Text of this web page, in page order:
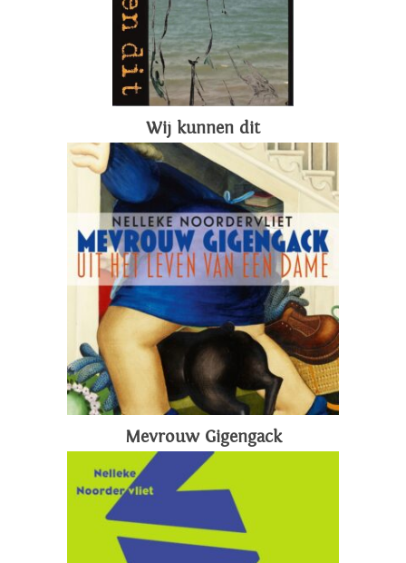
Wij kunnen dit
Mevrouw Gigengack